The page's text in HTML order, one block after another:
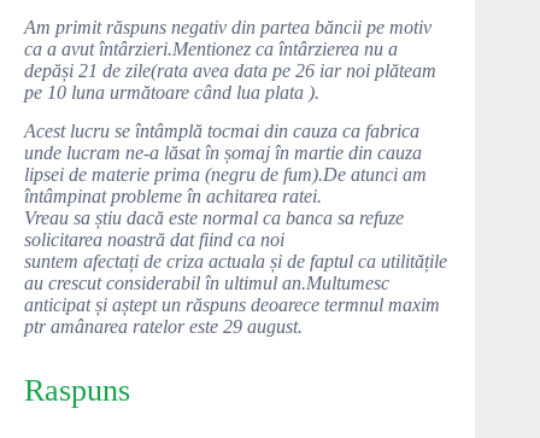
Am primit răspuns negativ din partea băncii pe motiv
ca a avut întârzieri.Mentionez ca întârzierea nu a
depăși 21 de zile(rata avea data pe 26 iar noi plăteam
pe 10 luna următoare când lua plata ).
Acest lucru se întâmplă tocmai din cauza ca fabrica
unde lucram ne-a lăsat în șomaj în martie din cauza
lipsei de materie prima (negru de fum).De atunci am
întâmpinat probleme în achitarea ratei.
Vreau sa știu dacă este normal ca banca sa refuze
solicitarea noastră dat fiind ca noi
suntem afectați de criza actuala și de faptul ca utilitățile
au crescut considerabil în ultimul an.Multumesc
anticipat și aștept un răspuns deoarece termnul maxim
ptr amânarea ratelor este 29 august.
Raspuns